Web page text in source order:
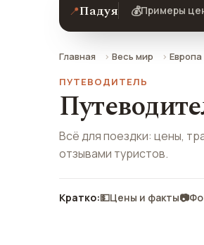
📍Падуя 💰Примеры
Главная Весь мир Европа
ПУТЕВОДИТЕЛЬ
Всё для поездки: цены,
отзывами туристов.
Кратко:💵Цены и факты📷